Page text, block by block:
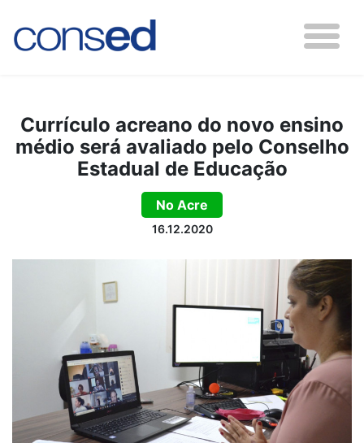
Currículo acreano do novo ensino
médio será avaliado pelo Conselho
Estadual de Educação
No Acre
16.12.2020